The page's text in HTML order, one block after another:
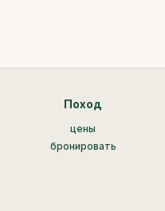
Поход
цены
бронировать